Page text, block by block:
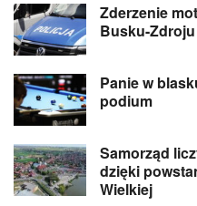
Zderzenie
Busku-Zdroju
Panie w
podium
Samorząd
dzięki
Wielkiej